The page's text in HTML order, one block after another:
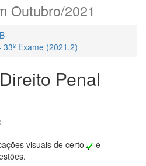
Outubro/2021
33º Exame (2021.2)
Penal
visuais de certo
e